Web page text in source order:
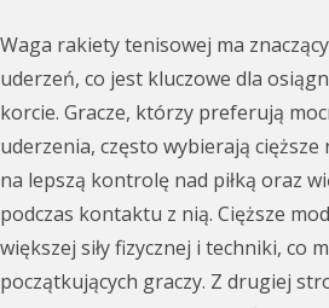
Waga rakiety tenisowej ma
uderzeń, co jest kluczowe dla
korcie. Gracze, którzy preferują
uderzenia, często wybierają
na lepszą kontrolę nad piłką oraz
podczas kontaktu z nią. Cięższe
większej siły fizycznej i techniki, co
początkujących graczy. Z drugiej